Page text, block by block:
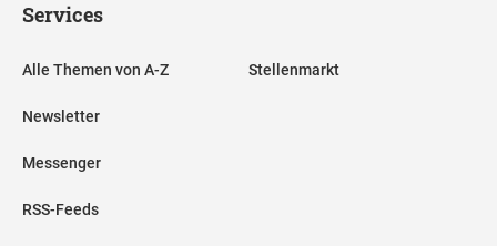
Services
Alle Themen von A-Z
Newsletter
Messenger
RSS-Feeds
Stellenmarkt